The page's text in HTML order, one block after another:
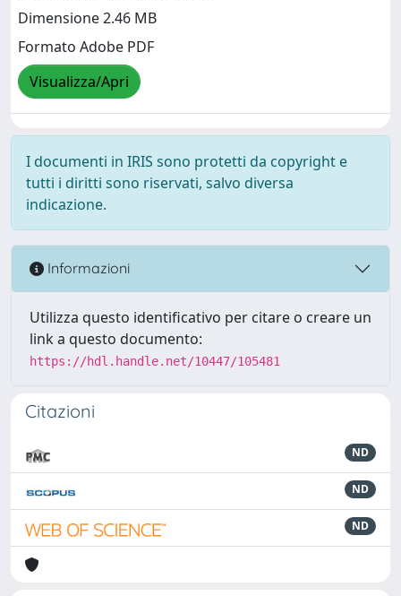
Dimensione 2.46 MB
Formato Adobe PDF
Visualizza/Apri
I documenti in IRIS sono protetti da copyright e
tutti i diritti sono riservati, salvo diversa
indicazione.
Informazioni
Utilizza questo identificativo per citare o creare un
link a questo documento:
https://hdl.handle.net/10447/105481
Citazioni
ND
ND
ND